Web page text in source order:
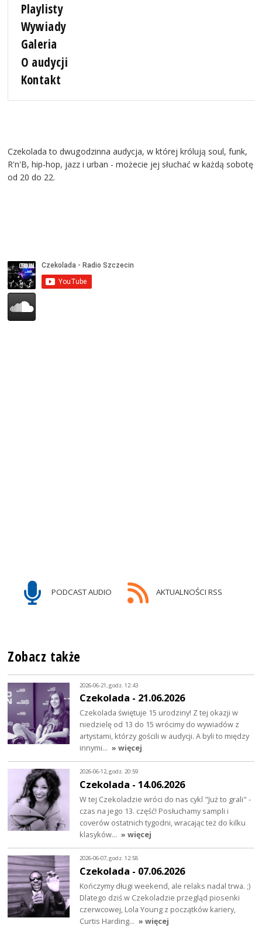
Playlisty
Wywiady
Galeria
O audycji
Kontakt
Czekolada to dwugodzinna audycja, w której królują soul, funk,
R'n'B, hip-hop, jazz i urban - możecie jej słuchać w każdą sobotę
od 20 do 22.
PODCAST AUDIO AKTUALNOŚCI RSS
Zobacz także
2026-06-21, godz. 12:43
Czekolada - 21.06.2026
Czekolada świętuje 15 urodziny! Z tej okazji w
niedzielę od 13 do 15 wrócimy do wywiadów z
artystami, którzy gościli w audycji. A byli to między
innymi… » więcej
2026-06-12, godz. 20:59
Czekolada - 14.06.2026
W tej Czekoladzie wróci do nas cykl "Już to grali" -
czas na jego 13. część! Posłuchamy sampli i
coverów ostatnich tygodni, wracając też do kilku
klasyków… » więcej
2026-06-07, godz. 12:58
Czekolada - 07.06.2026
Kończymy długi weekend, ale relaks nadal trwa. ;)
Dlatego dziś w Czekoladzie przegląd piosenki
czerwcowej, Lola Young z początków kariery,
Curtis Harding… » więcej